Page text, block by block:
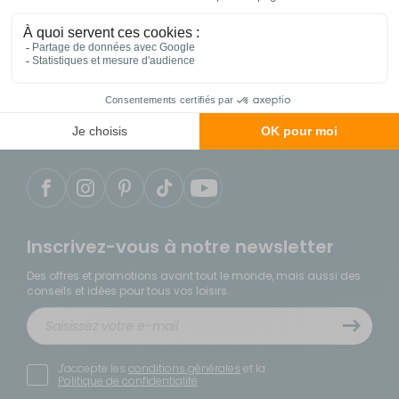
Contactez notre service client
04 86 25 75 49
du lundi au samedi de 9h à 18h
Notre service client est situé en France
Inscrivez-vous à notre newsletter
Des offres et promotions avant tout le monde, mais aussi des
conseils et idées pour tous vos loisirs.
J'accepte les conditions générales et la
Politique de confidentialité